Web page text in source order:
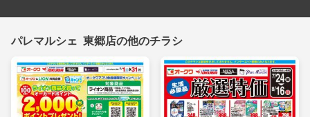
パレマルシェ 東郷店の他のチラシ